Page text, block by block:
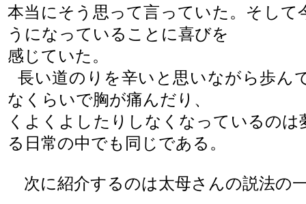
本当にそう思って言っていた。そして
うになっていることに喜びを
感じていた。
長い道のりを辛いと思いながら歩ん
なくらいで胸が痛んだり 、
くよくよしたりしなくなっているのは
る日常の中でも同じである。
次に紹介するのは太母さんの説法の